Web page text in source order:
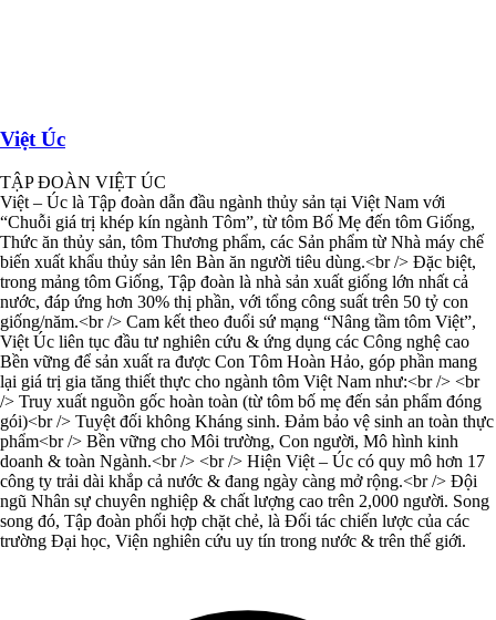
Việt Úc
TẬP ĐOÀN VIỆT ÚC
Việt – Úc là Tập đoàn dẫn đầu ngành thủy sản tại Việt Nam với
“Chuỗi giá trị khép kín ngành Tôm”, từ tôm Bố Mẹ đến tôm Giống,
Thức ăn thủy sản, tôm Thương phẩm, các Sản phẩm từ Nhà máy chế
biến xuất khẩu thủy sản lên Bàn ăn người tiêu dùng.<br /> Đặc biệt,
trong mảng tôm Giống, Tập đoàn là nhà sản xuất giống lớn nhất cả
nước, đáp ứng hơn 30% thị phần, với tổng công suất trên 50 tỷ con
giống/năm.<br /> Cam kết theo đuổi sứ mạng “Nâng tầm tôm Việt”,
Việt Úc liên tục đầu tư nghiên cứu & ứng dụng các Công nghệ cao
Bền vững để sản xuất ra được Con Tôm Hoàn Hảo, góp phần mang
lại giá trị gia tăng thiết thực cho ngành tôm Việt Nam như:<br /> <br
/> Truy xuất nguồn gốc hoàn toàn (từ tôm bố mẹ đến sản phẩm đóng
gói)<br /> Tuyệt đối không Kháng sinh. Đảm bảo vệ sinh an toàn thực
phẩm<br /> Bền vững cho Môi trường, Con người, Mô hình kinh
doanh & toàn Ngành.<br /> <br /> Hiện Việt – Úc có quy mô hơn 17
công ty trải dài khắp cả nước & đang ngày càng mở rộng.<br /> Đội
ngũ Nhân sự chuyên nghiệp & chất lượng cao trên 2,000 người. Song
song đó, Tập đoàn phối hợp chặt chẻ, là Đối tác chiến lược của các
trường Đại học, Viện nghiên cứu uy tín trong nước & trên thế giới.